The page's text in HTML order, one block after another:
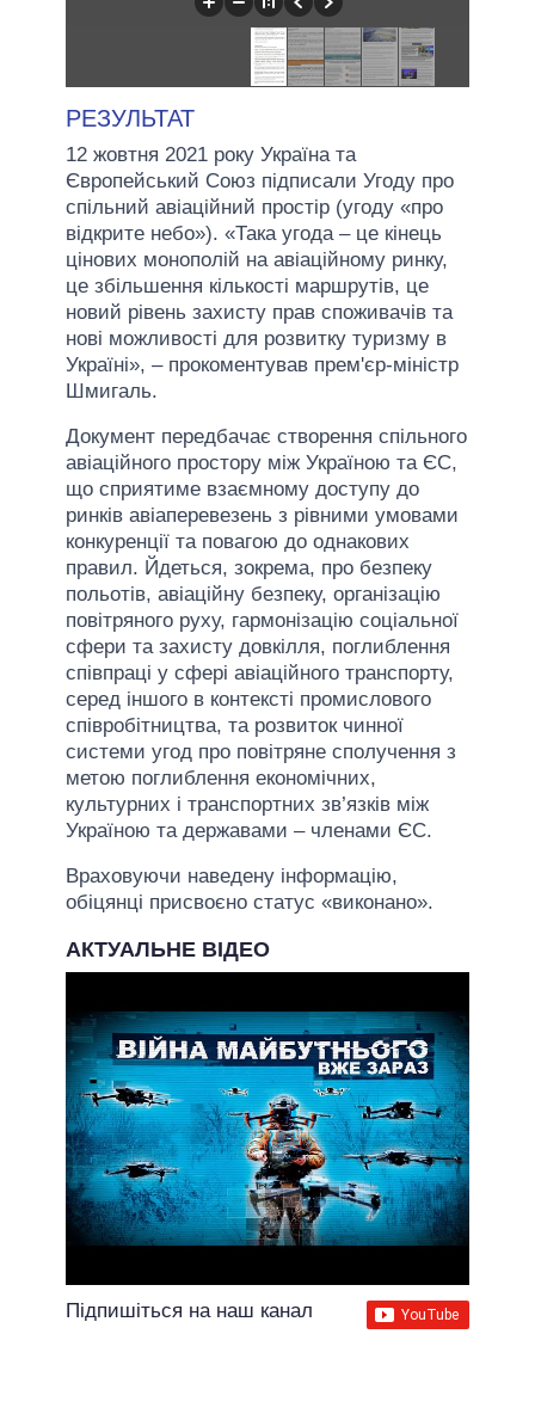
РЕЗУЛЬТАТ
12 жовтня 2021 року Україна та
Європейський Союз підписали Угоду про
спільний авіаційний простір (угоду «про
відкрите небо»). «Така угода – це кінець
цінових монополій на авіаційному ринку,
це збільшення кількості маршрутів, це
новий рівень захисту прав споживачів та
нові можливості для розвитку туризму в
Україні», – прокоментував прем'єр-міністр
Шмигаль.
Документ передбачає створення спільного
авіаційного простору між Україною та ЄС,
що сприятиме взаємному доступу до
ринків авіаперевезень з рівними умовами
конкуренції та повагою до однакових
правил. Йдеться, зокрема, про безпеку
польотів, авіаційну безпеку, організацію
повітряного руху, гармонізацію соціальної
сфери та захисту довкілля, поглиблення
співпраці у сфері авіаційного транспорту,
серед іншого в контексті промислового
співробітництва, та розвиток чинної
системи угод про повітряне сполучення з
метою поглиблення економічних,
культурних і транспортних зв’язків між
Україною та державами – членами ЄС.
Враховуючи наведену інформацію,
обіцянці присвоєно статус «виконано».
АКТУАЛЬНЕ ВІДЕО
Підпишіться на наш канал